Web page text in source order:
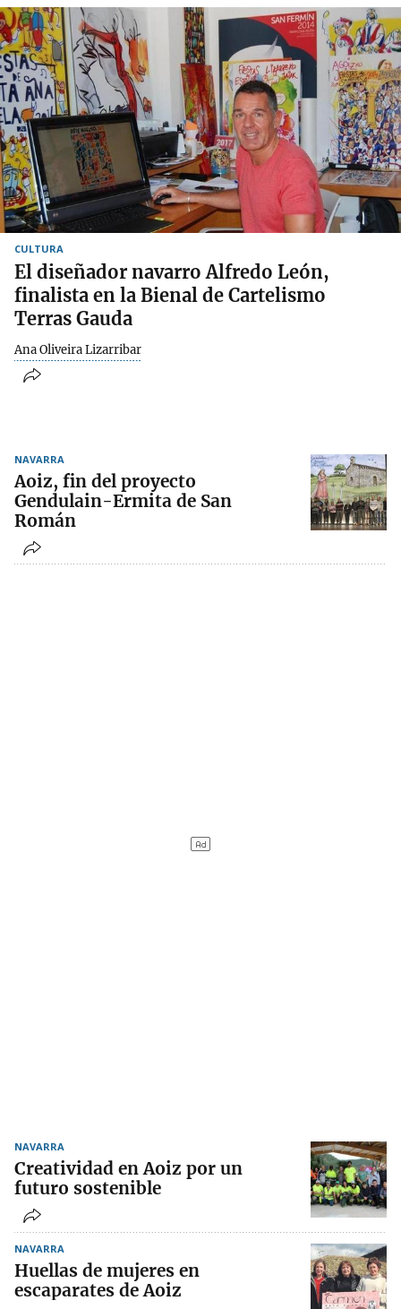
CULTURA
El diseñador navarro Alfredo León,
finalista en la Bienal de Cartelismo
Terras Gauda
Ana Oliveira Lizarribar
NAVARRA
Aoiz, fin del proyecto
Gendulain-Ermita de San
Román
NAVARRA
Creatividad en Aoiz por un
futuro sostenible
NAVARRA
Huellas de mujeres en
escaparates de Aoiz